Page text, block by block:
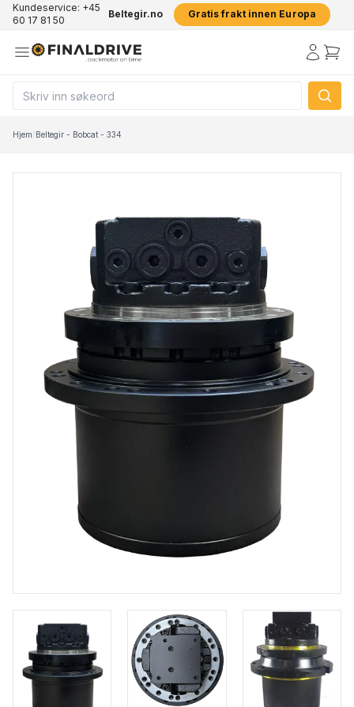
Kundeservice: +45
60 17 81 50
Beltegir.no Gratis frakt innen Europa
Hjem/Beltegir - Bobcat - 334